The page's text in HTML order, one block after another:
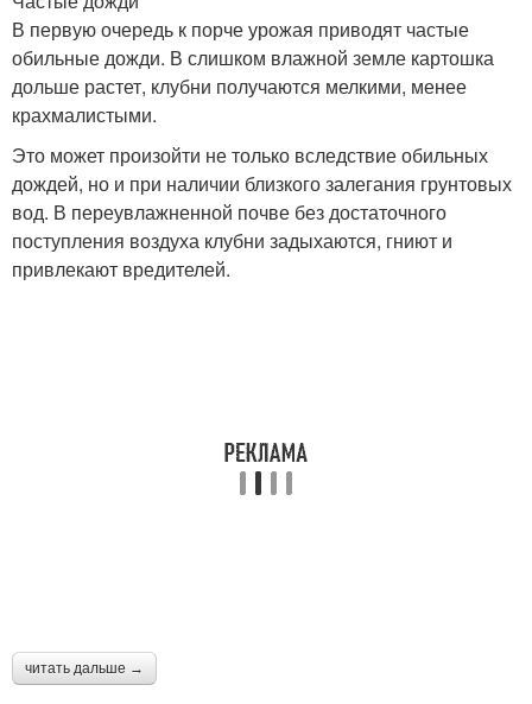
В первую очередь к порче урожая приводят частые
обильные дожди. В слишком влажной земле картошка
дольше растет, клубни получаются мелкими, менее
крахмалистыми.
Это может произойти не только вследствие обильных
дождей, но и при наличии близкого залегания грунтовых
вод. В переувлажненной почве без достаточного
поступления воздуха клубни задыхаются, гниют и
привлекают вредителей.
читать дальше →